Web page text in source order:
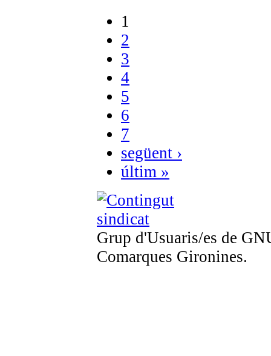
1
2
3
4
5
6
7
següent ›
últim »
Grup d'Usuaris/es de
Comarques Gironines.